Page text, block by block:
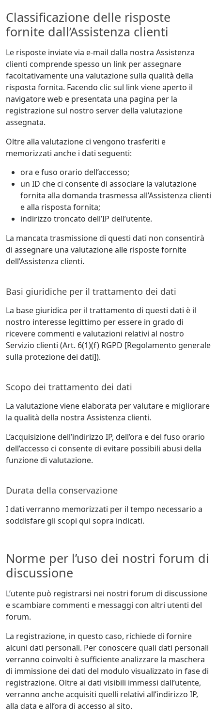
Classificazione delle risposte
fornite dall’Assistenza clienti
Le risposte inviate via e-mail dalla nostra Assistenza
clienti comprende spesso un link per assegnare
facoltativamente una valutazione sulla qualità della
risposta fornita. Facendo clic sul link viene aperto il
navigatore web e presentata una pagina per la
registrazione sul nostro server della valutazione
assegnata.
Oltre alla valutazione ci vengono trasferiti e
memorizzati anche i dati seguenti:
ora e fuso orario dell’accesso;
un ID che ci consente di associare la valutazione
fornita alla domanda trasmessa all’Assistenza clienti
e alla risposta fornita;
indirizzo troncato dell’IP dell’utente.
La mancata trasmissione di questi dati non consentirà
di assegnare una valutazione alle risposte fornite
dell’Assistenza clienti.
Basi giuridiche per il trattamento dei dati
La base giuridica per il trattamento di questi dati è il
nostro interesse legittimo per essere in grado di
ricevere commenti e valutazioni relativi al nostro
Servizio clienti (Art. 6(1)(f) RGPD [Regolamento generale
sulla protezione dei dati]).
Scopo dei trattamento dei dati
La valutazione viene elaborata per valutare e migliorare
la qualità della nostra Assistenza clienti.
L’acquisizione dell’indirizzo IP, dell’ora e del fuso orario
dell’accesso ci consente di evitare possibili abusi della
funzione di valutazione.
Durata della conservazione
I dati verranno memorizzati per il tempo necessario a
soddisfare gli scopi qui sopra indicati.
Norme per l’uso dei nostri forum di
discussione
L’utente può registrarsi nei nostri forum di discussione
e scambiare commenti e messaggi con altri utenti del
forum.
La registrazione, in questo caso, richiede di fornire
alcuni dati personali. Per conoscere quali dati personali
verranno coinvolti è sufficiente analizzare la maschera
di immissione dei dati del modulo visualizzato in fase di
registrazione. Oltre ai dati visibili immessi dall’utente,
verranno anche acquisiti quelli relativi all’indirizzo IP,
alla data e all’ora di accesso al sito.